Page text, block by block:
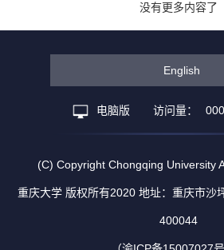
没有更多内容了
English
电脑版 访问量：
(C) Copyright Chongqing University
重庆大学 版权所有2020 地址：重庆市沙
400044